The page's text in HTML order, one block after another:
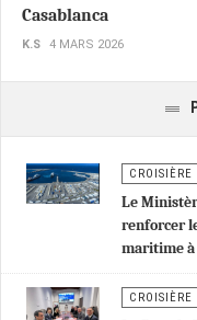
Casablanca
K.S 4 MARS 2026
CROISIÈRE
Le
renforcer
maritime à
CROISIÈRE